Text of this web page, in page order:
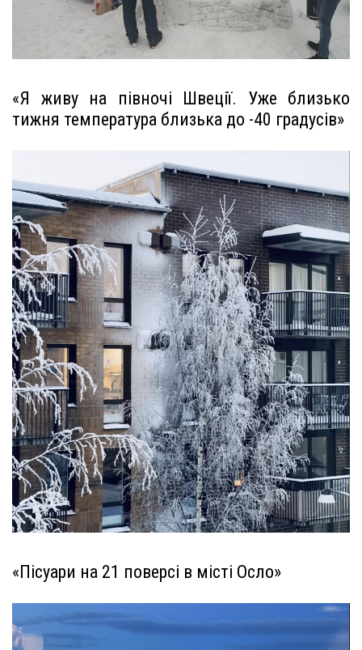
«Я живу на півночі Швеції. Уже близько
тижня температура близька до -40 градусів»
«Пісуари на 21 поверсі в місті Осло»